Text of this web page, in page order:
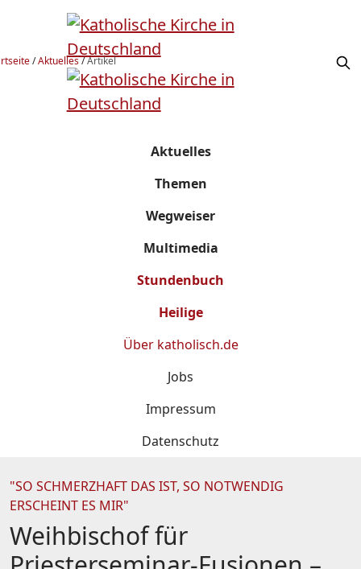
/Aktuelles/Artikel
Aktuelles
Themen
Wegweiser
Multimedia
Stundenbuch
Heilige
Über katholisch.de
Jobs
Impressum
Datenschutz
"SO SCHMERZHAFT DAS IST, SO NOTWENDIG
ERSCHEINT ES MIR"
Weihbischof für